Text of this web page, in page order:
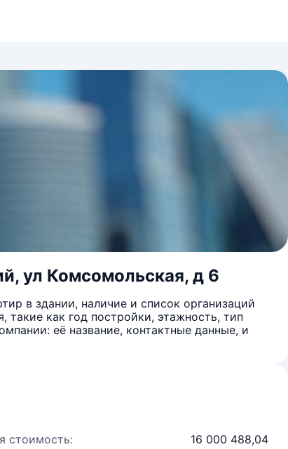
ул Комсомольская, д 6
в здании, наличие и список организаций
как год постройки, этажность, тип
её название, контактные данные, и
стоимость: 16 000 488,04